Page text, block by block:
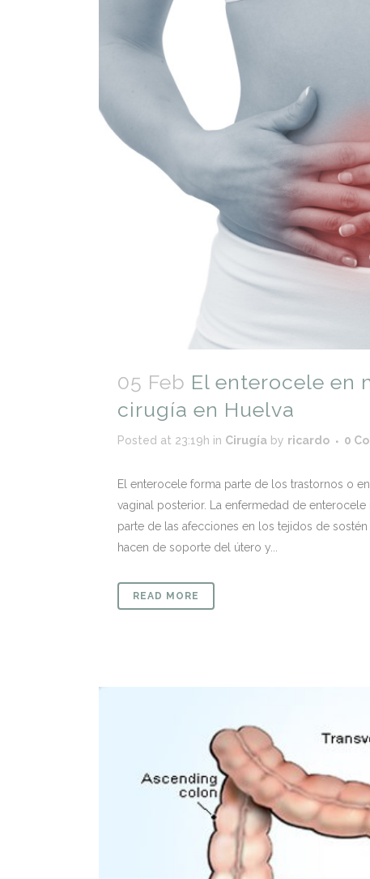
05 Feb El enterocele en
cirugía en Huelva
Posted at 23:19h in Cirugía by ricardo 0
El enterocele forma parte de los trastornos o
vaginal posterior. La enfermedad de
parte de las afecciones en los tejidos de
hacen de soporte del útero y...
READ MORE